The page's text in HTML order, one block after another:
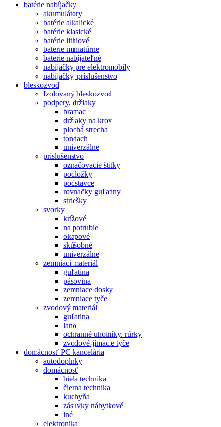
batérie nabíjačky
akumulátory
batérie alkalické
batérie klasické
batérie lithiové
baterie miniatúrne
baterie nabíjateľné
nabíjačky pre elektromobily
nabíjačky, príslušenstvo
bleskozvod
Izolovaný bleskozvod
podpery, držiaky
bramac
držiaky na krov
plochá strecha
tondach
univerzálne
príslušenstvo
označovacie štítky
podložky
podstavce
rovnačky guľatiny
striešky
svorky
krížové
na potrubie
okapové
skúšobné
univerzálne
zemniaci materiál
guľatina
pásovina
zemniace dosky
zemniace tyče
zvodový materiál
guľatina
lano
ochranné uholníky. rúrky
zvodové-jímacie tyče
domácnosť PC kancelária
autodoplnky
domácnosť
biela technika
čierna technika
kuchyňa
zásuvky nábytkové
iné
elektronika